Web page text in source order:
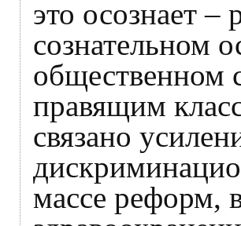
это осознает –
сознательном
общественном
правящим
связано
массе реформ,